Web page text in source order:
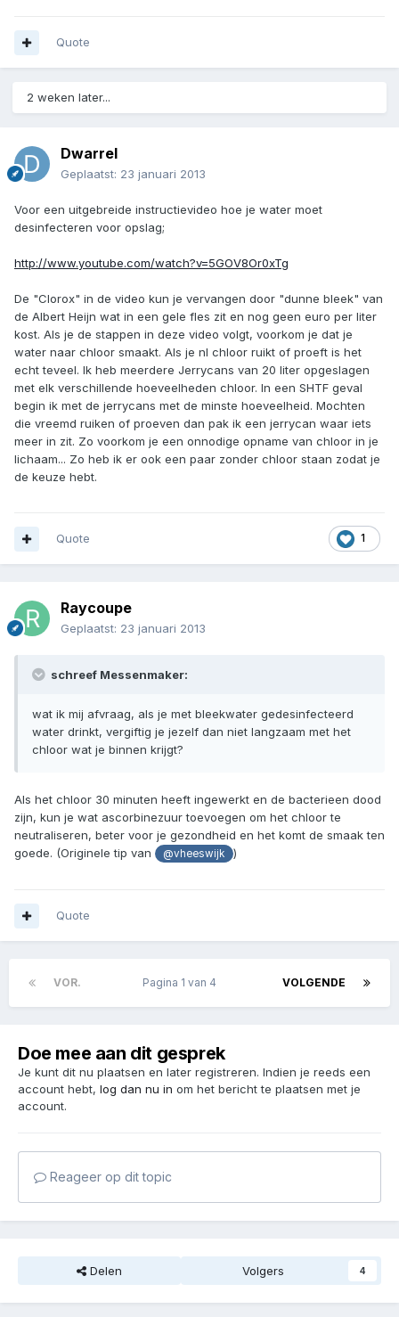
Quote
2 weken later...
Dwarrel
Geplaatst: 23 januari 2013
Voor een uitgebreide instructievideo hoe je water moet
desinfecteren voor opslag;
http://www.youtube.com/watch?v=5GOV8Or0xTg
De "Clorox" in de video kun je vervangen door "dunne bleek" van
de Albert Heijn wat in een gele fles zit en nog geen euro per liter
kost. Als je de stappen in deze video volgt, voorkom je dat je
water naar chloor smaakt. Als je nl chloor ruikt of proeft is het
echt teveel. Ik heb meerdere Jerrycans van 20 liter opgeslagen
met elk verschillende hoeveelheden chloor. In een SHTF geval
begin ik met de jerrycans met de minste hoeveelheid. Mochten
die vreemd ruiken of proeven dan pak ik een jerrycan waar iets
meer in zit. Zo voorkom je een onnodige opname van chloor in je
lichaam... Zo heb ik er ook een paar zonder chloor staan zodat je
de keuze hebt.
1
Quote
Raycoupe
Geplaatst: 23 januari 2013
schreef Messenmaker:
wat ik mij afvraag, als je met bleekwater gedesinfecteerd
water drinkt, vergiftig je jezelf dan niet langzaam met het
chloor wat je binnen krijgt?
Als het chloor 30 minuten heeft ingewerkt en de bacterieen dood
zijn, kun je wat ascorbinezuur toevoegen om het chloor te
neutraliseren, beter voor je gezondheid en het komt de smaak ten
goede. (Originele tip van
@vheeswijk )
Quote
VOR. VOLGENDE
Pagina 1 van 4
Doe mee aan dit gesprek
Je kunt dit nu plaatsen en later registreren. Indien je reeds een
account hebt, log dan nu in om het bericht te plaatsen met je
account.
Reageer op dit topic
Delen Volgers 4